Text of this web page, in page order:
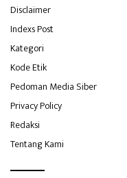
Disclaimer
Indexs Post
Kategori
Kode Etik
Pedoman Media Siber
Privacy Policy
Redaksi
Tentang Kami